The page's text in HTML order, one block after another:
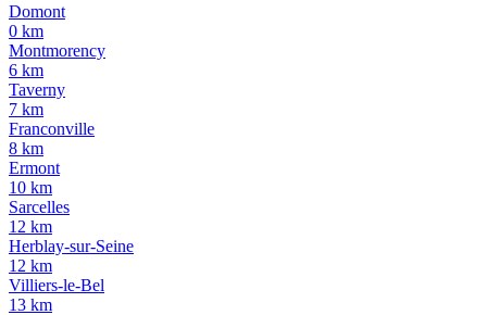
Domont
0 km
Montmorency
6 km
Taverny
7 km
Franconville
8 km
Ermont
10 km
Sarcelles
12 km
Herblay-sur-Seine
12 km
Villiers-le-Bel
13 km